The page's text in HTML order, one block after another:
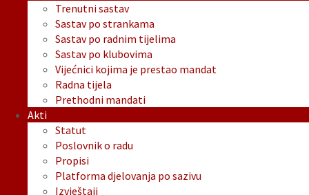
Trenutni sastav
Sastav po strankama
Sastav po radnim tijelima
Sastav po klubovima
Vijećnici kojima je prestao mandat
Radna tijela
Prethodni mandati
Akti
Statut
Poslovnik o radu
Propisi
Platforma djelovanja po sazivu
Izvještaji